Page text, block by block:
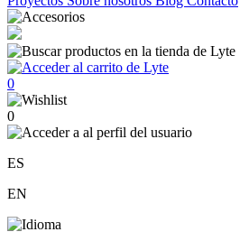
0
0
ES
EN